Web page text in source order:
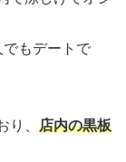
もデートで
り、 店内の黒板